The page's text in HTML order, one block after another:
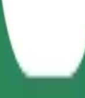
de compagnie.